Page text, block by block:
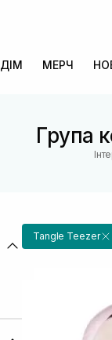
ДІМ МЕРЧ
Група
Tangle Teezer